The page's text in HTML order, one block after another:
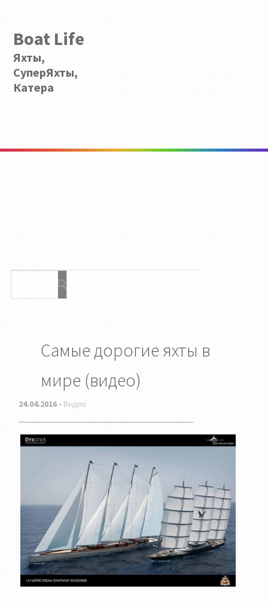
Boat Life
Яхты,
СуперЯхты,
Катера
Самые дорогие яхты в
мире (видео)
24.04.2016 - Видео